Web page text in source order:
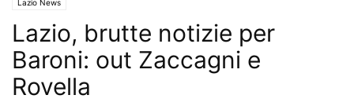
Lazio News
Lazio, brutte notizie per
Baroni: out Zaccagni e
Rovella